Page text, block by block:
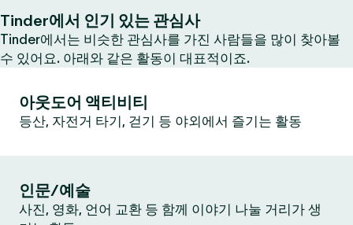
Tinder에서 인기 있는 관심사
Tinder에서는 비슷한 관심사를 가진 사람들을 많이 찾아볼
수 있어요. 아래와 같은 활동이 대표적이죠.
아웃도어 액티비티
등산, 자전거 타기, 걷기 등 야외에서 즐기는 활동
인문/예술
사진, 영화, 언어 교환 등 함께 이야기 나눌 거리가 생